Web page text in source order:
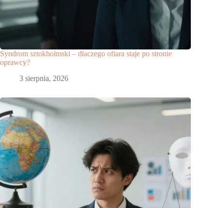
Syndrom sztokholmski – dlaczego ofiara staje po stronie
oprawcy?
3 sierpnia, 2026